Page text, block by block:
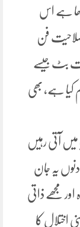
ہے اس
فن
بٹ جیسے
کیا ہے، بھی
میں آتی رہیں
یہ جان
مجھے ذاتی
اختلال کا